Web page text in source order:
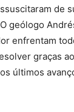
de
geólogo
enfrentam
graças
últimos